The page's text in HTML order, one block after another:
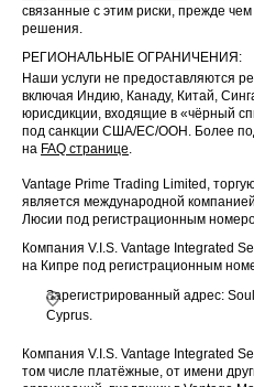
связанные с этим риски, прежде
решения.
РЕГИОНАЛЬНЫЕ ОГРАНИЧЕНИЯ:
Наши услуги не предоставляются
включая Индию, Канаду, Китай,
юрисдикции, входящие в «чёрный
под санкции США/ЕС/ООН. Более
на FAQ странице.
Vantage Prime Trading Limited,
является международной
Люсии под регистрационным
Компания V.I.S. Vantage Integrated
на Кипре под регистрационным
Зарегистрированный адрес:
Cyprus.
Компания V.I.S. Vantage Integrated
том числе платёжные, от имени